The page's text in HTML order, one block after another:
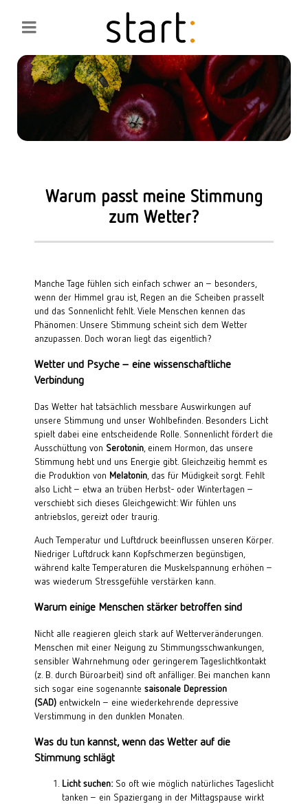
Warum passt meine Stimmung
zum Wetter?
Manche Tage fühlen sich einfach schwer an – besonders,
wenn der Himmel grau ist, Regen an die Scheiben prasselt
und das Sonnenlicht fehlt. Viele Menschen kennen das
Phänomen: Unsere Stimmung scheint sich dem Wetter
anzupassen. Doch woran liegt das eigentlich?
Wetter und Psyche – eine wissenschaftliche
Verbindung
Das Wetter hat tatsächlich messbare Auswirkungen auf
unsere Stimmung und unser Wohlbefinden. Besonders Licht
spielt dabei eine entscheidende Rolle. Sonnenlicht fördert die
Ausschüttung von Serotonin , einem Hormon, das unsere
Stimmung hebt und uns Energie gibt. Gleichzeitig hemmt es
die Produktion von Melatonin , das für Müdigkeit sorgt. Fehlt
also Licht – etwa an trüben Herbst- oder Wintertagen –
verschiebt sich dieses Gleichgewicht: Wir fühlen uns
antriebslos, gereizt oder traurig.
Auch Temperatur und Luftdruck beeinflussen unseren Körper.
Niedriger Luftdruck kann Kopfschmerzen begünstigen,
während kalte Temperaturen die Muskelspannung erhöhen –
was wiederum Stressgefühle verstärken kann.
Warum einige Menschen stärker betroffen sind
Nicht alle reagieren gleich stark auf Wetterveränderungen.
Menschen mit einer Neigung zu Stimmungsschwankungen,
sensibler Wahrnehmung oder geringerem Tageslichtkontakt
(z. B. durch Büroarbeit) sind oft anfälliger. Bei manchen kann
sich sogar eine sogenannte saisonale Depression
(SAD) entwickeln – eine wiederkehrende depressive
Verstimmung in den dunklen Monaten.
Was du tun kannst, wenn das Wetter auf die
Stimmung schlägt
Licht suchen: So oft wie möglich natürliches Tageslicht
tanken – ein Spaziergang in der Mittagspause wirkt